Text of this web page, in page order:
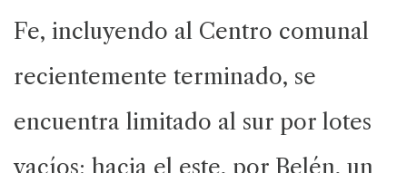
Fe, incluyendo al Centro comunal
recientemente terminado, se
encuentra limitado al sur por lotes
vacíos; hacia el este, por Belén, un